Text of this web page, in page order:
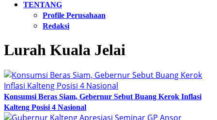
TENTANG
Profile Perusahaan
Redaksi
Lurah Kuala Jelai
Konsumsi Beras Siam, Gebernur Sebut Buang Kerok Inflasi
Kalteng Posisi 4 Nasional